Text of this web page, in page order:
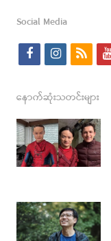
Social Media
f
c
e
b
o
k
i
s
t
a
g
a
m
r
s
နောက်ဆုံးသတင်းများ